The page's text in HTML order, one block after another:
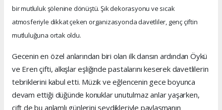
bir mutluluk şölenine dönüştü. Şık dekorasyonu ve sıcak
atmosferiyle dikkat çeken organizasyonda davetliler, genç çiftin
mutluluğuna ortak oldu.
Gecenin en özel anlarından biri olan ilk dansın ardından Öykü
ve Eren çifti, alkışlar eşliğinde pastalarını keserek davetlilerin
tebriklerini kabul etti. Müzik ve eğlencenin gece boyunca
devam ettiği düğünde konuklar unutulmaz anlar yaşarken,
çift de bu anlamlı günlerini sevdikleriyle paylaşmanın